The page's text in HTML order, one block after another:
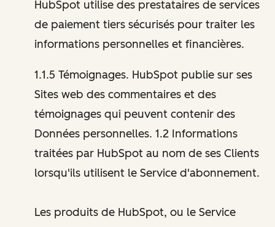
HubSpot utilise des prestataires de services
de paiement tiers sécurisés pour traiter les
informations personnelles et financières.
1.1.5 Témoignages. HubSpot publie sur ses
Sites web des commentaires et des
témoignages qui peuvent contenir des
Données personnelles. 1.2 Informations
traitées par HubSpot au nom de ses Clients
lorsqu'ils utilisent le Service d'abonnement.
Les produits de HubSpot, ou le Service